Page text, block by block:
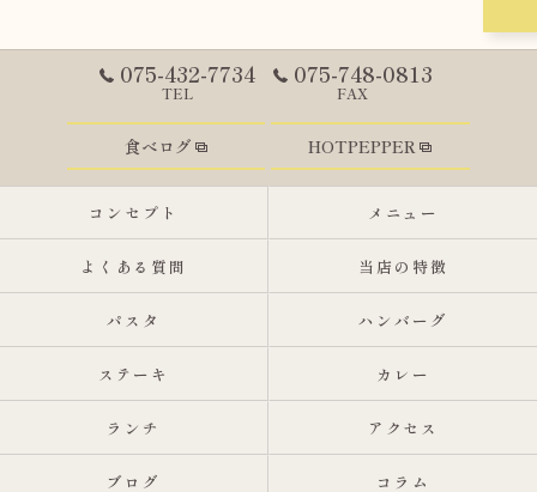
075-432-7734
TEL
075-748-0813
FAX
食べログ HOTPEPPER
コンセプト メニュー
よくある質問 当店の特徴
パスタ ハンバーグ
ステーキ カレー
ランチ アクセス
ブログ コラム